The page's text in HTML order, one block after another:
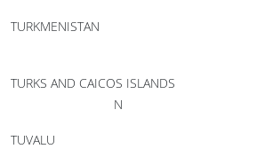
TURKMENISTAN
TURKS AND CAICOS
N
TUVALU